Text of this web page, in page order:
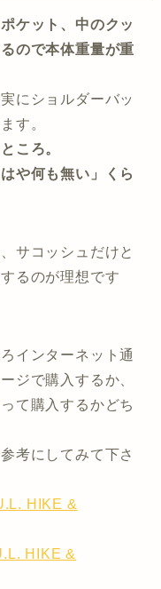
ケット、中のクッ
ので本体重量が重
にショルダーバッ
す。
ころ。
や何も無い」くら
サコッシュだけと
るのが理想です
インターネット通
ジで購入するか、
て購入するかどち
考にしてみて下さ
HIKE &
HIKE &